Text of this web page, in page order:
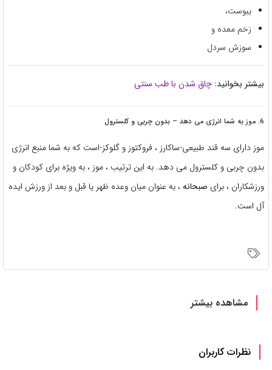
یبوست،
زخم معده و
سوزش سردل
بیشتر بخوانید: چاق شدن با طب سنتی
6. موز به شما انرژی می دهد – بدون چربی و کلسترول
موز دارای سه قند طبیعی-ساکارز ، فروکتوز و گلوکز-است که به شما منبع انرژی
بدون چربی و کلسترول می دهد. به این ترتیب ، موز ، به ویژه برای کودکان و
ورزشکاران ، برای صبحانه ، به عنوان میان وعده ظهر یا قبل و بعد از ورزش ایده
آل است.
مشاهده بیشتر
نظرات کاربران